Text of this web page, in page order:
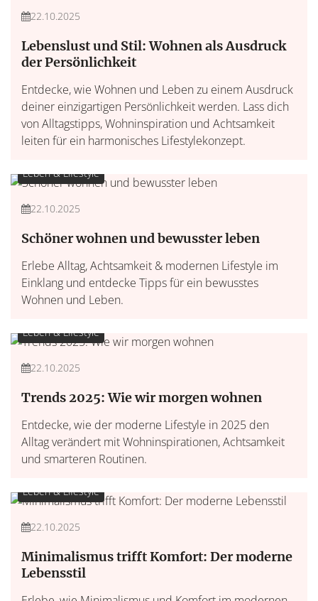
22.10.2025
Lebenslust und Stil: Wohnen als Ausdruck
der Persönlichkeit
Entdecke, wie Wohnen und Leben zu einem Ausdruck
deiner einzigartigen Persönlichkeit werden. Lass dich
von Alltagstipps, Wohninspiration und Achtsamkeit
leiten für ein harmonisches Lifestylekonzept.
Leben & Lifestyle
22.10.2025
Schöner wohnen und bewusster leben
Erlebe Alltag, Achtsamkeit & modernen Lifestyle im
Einklang und entdecke Tipps für ein bewusstes
Wohnen und Leben.
Leben & Lifestyle
22.10.2025
Trends 2025: Wie wir morgen wohnen
Entdecke, wie der moderne Lifestyle in 2025 den
Alltag verändert mit Wohninspirationen, Achtsamkeit
und smarteren Routinen.
Leben & Lifestyle
22.10.2025
Minimalismus trifft Komfort: Der moderne
Lebensstil